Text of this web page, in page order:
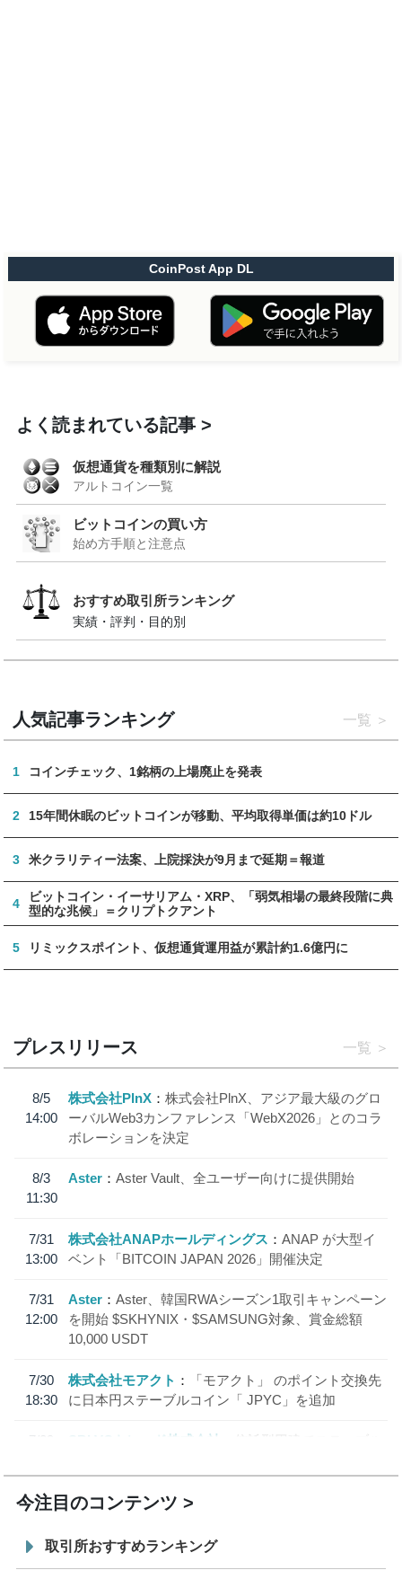
CoinPost App DL
よく読まれている記事
仮想通貨を種類別に解説
アルトコイン一覧
ビットコインの買い方
始め方手順と注意点
おすすめ取引所ランキング
実績・評判・目的別
人気記事ランキング 一覧
1 コインチェック、1銘柄の上場廃止を発表
2 15年間休眠のビットコインが移動、平均取得単価は約10ドル
3 米クラリティー法案、上院採決が9月まで延期＝報道
4
ビットコイン・イーサリアム・XRP、「弱気相場の最終段階に典
型的な兆候」＝クリプトクアント
5 リミックスポイント、仮想通貨運用益が累計約1.6億円に
プレスリリース 一覧
8/5
14:00
株式会社PlnX
株式会社PlnX、アジア最大級のグロ
ーバルWeb3カンファレンス「WebX2026」とのコラ
ボレーションを決定
8/3
11:30
Aster Aster Vault、全ユーザー向けに提供開始
7/31
13:00
株式会社ANAPホールディングス
ANAP が大型イ
ベント「BITCOIN JAPAN 2026」開催決定
7/31
12:00
Aster
Aster、韓国RWAシーズン1取引キャンペーン
を開始 $SKHYNIX・$SAMSUNG対象、賞金総額
10,000 USDT
7/30
18:30
株式会社モアクト
「モアクト」 のポイント交換先
に日本円ステーブルコイン「 JPYC」を追加
7/29
SBI VCトレード株式会社
信託型円建てステーブル
今注目のコンテンツ
取引所おすすめランキング